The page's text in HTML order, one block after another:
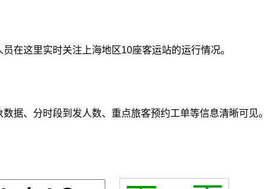
在这里实时关注上海地区10座客运站的运行情况。
据、分时段到发人数、重点旅客预约工单等信息清晰可见。